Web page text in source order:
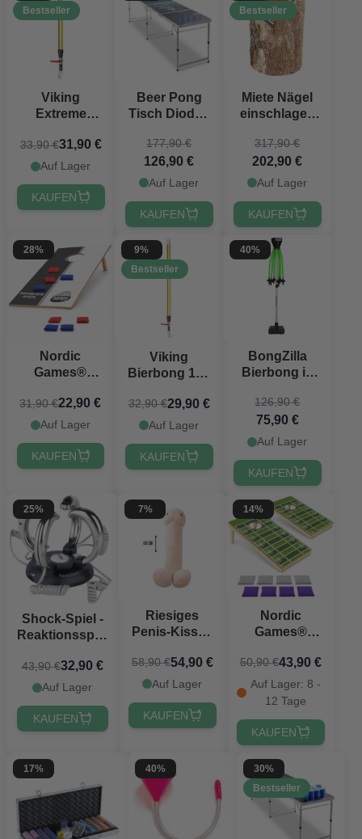
Bestseller
Viking
Extreme
cm
PartyVikings®
33,90 €31,90 €
Auf Lager
KAUFEN
Beer Pong
Tisch Dioden
Offizielle
Maße
177,90 €
126,90 €
Auf Lager
KAUFEN
Bestseller
Miete Nägel
einschlagen
inklusive
großes Paket
317,90 €
202,90 €
Auf Lager
KAUFEN
28%
Nordic
Games®
Deluxe 60x30
cm
31,90 €22,90 €
Auf Lager
KAUFEN
9%
Bestseller
Viking
Bierbong 100
PartyVikings®
32,90 €29,90 €
Auf Lager
KAUFEN
40%
BongZilla
Bierbong in
126,90 €
75,90 €
Auf Lager
KAUFEN
25%
Shock-Spiel -
Reaktionsspiel
43,90 €32,90 €
Auf Lager
KAUFEN
7%
Riesiges
Penis-Kissen
58,90 €54,90 €
Auf Lager
KAUFEN
14%
Nordic
Games®
Deluxe 60x30
cm
50,90 €43,90 €
Auf Lager: 8 -
12 Tage
KAUFEN
17% 40%
30%
Bestseller